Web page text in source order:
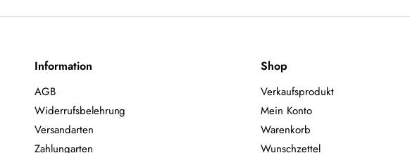
Information
AGB
Widerrufsbelehrung
Versandarten
Zahlungarten
Shop
Verkaufsprodukt
Mein Konto
Warenkorb
Wunschzettel